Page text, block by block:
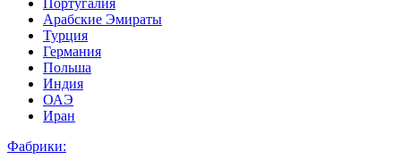
Португалия
Арабские Эмираты
Турция
Германия
Польша
Индия
ОАЭ
Иран
Фабрики: